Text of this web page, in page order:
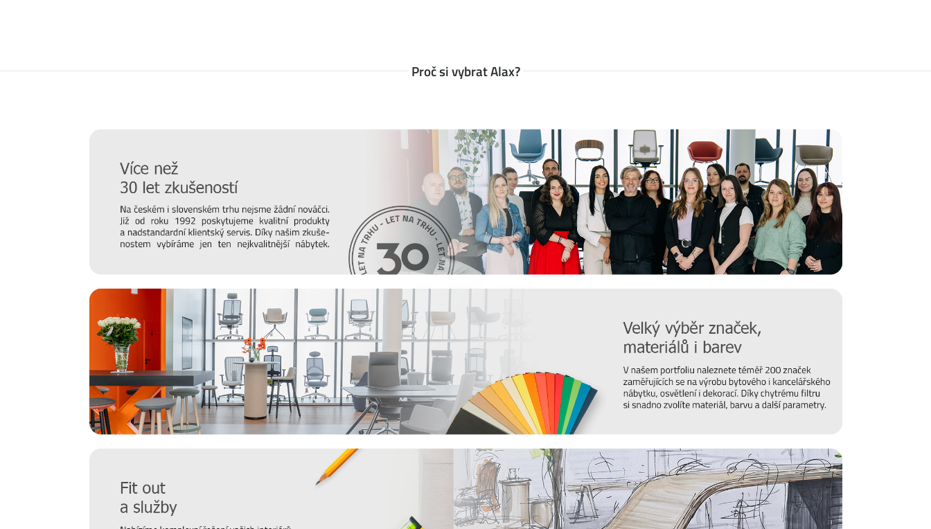
Nový časopis o designu
Hledáte inspiraci do nového domova a potřebujete poradit, jak vybrat židli, stůl, postel nebo třeba
matraci? Nebo vás zajímají trendy v bydlení a chcete mít vždy ty nejčerstvější informace. Pak sledujte
magazín Alaxmag, ve kterém najdete každý den novou dávku inspirace.
Proč si vybrat Alax?